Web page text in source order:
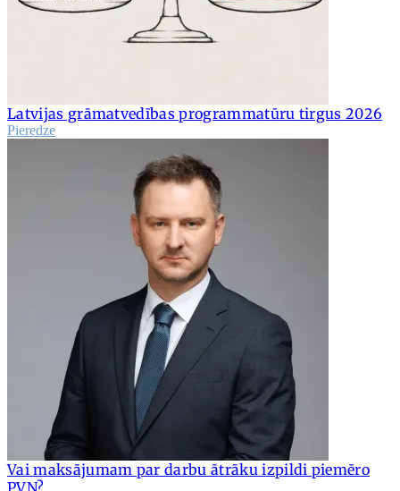
Latvijas grāmatvedības programmatūru tirgus 2026
Pieredze
Vai maksājumam par darbu ātrāku izpildi piemēro